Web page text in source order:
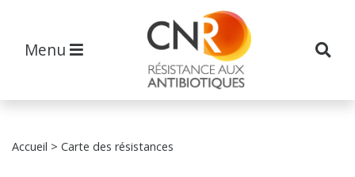
Menu
Accueil > Carte des résistances